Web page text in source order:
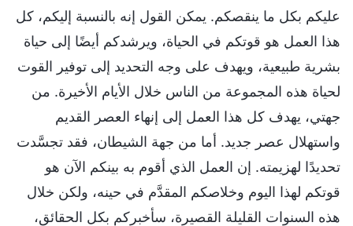
عليكم بكل ما ينقصكم. يمكن القول إنه بالنسبة إليكم، كل
هذا العمل هو قوتكم في الحياة، ويرشدكم أيضًا إلى حياة
بشرية طبيعية، ويهدف على وجه التحديد إلى توفير القوت
لحياة هذه المجموعة من الناس خلال الأيام الأخيرة. من
جهتي، يهدف كل هذا العمل إلى إنهاء العصر القديم
واستهلال عصر جديد. أما من جهة الشيطان، فقد تجسَّدت
تحديدًا لهزيمته. إن العمل الذي أقوم به بينكم الآن هو
قوتكم لهذا اليوم وخلاصكم المقدَّم في حينه، ولكن خلال
هذه السنوات القليلة القصيرة، سأخبركم بكل الحقائق،